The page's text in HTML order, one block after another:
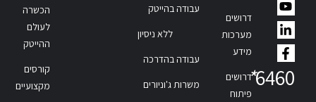
6460
*
דרושים
מערכות
מידע
דרושים
פיתוח
עבודה בהייטק
ללא ניסיון
עבודה בהדרכה
משרות ג'וניורים
הכשרה
לעולם
ההייטק
קורסים
מקצועיים